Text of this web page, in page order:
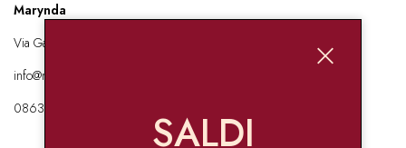
Marynda
Via Garibaldi 136 67051 Avezzano
info@marynda.com
08631871946
SALDI